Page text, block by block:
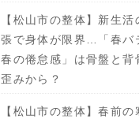
【松山市の整体】新生活
張で身体が限界…「春バ
春の倦怠感」は骨盤と背
歪みから？
【松山市の整体】春前の